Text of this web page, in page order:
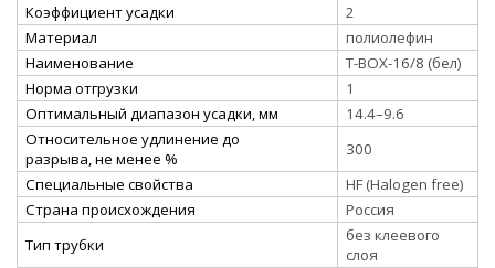
Коэффициент усадки
2
Материал
полиолефин
Наименование
Т-BOX-16/8 (бел)
Норма отгрузки
1
Оптимальный диапазон усадки, мм
14.4–9.6
Относительное удлинение до
разрыва, не менее %
300
Специальные свойства
HF (Halogen free)
Страна происхождения
Россия
Тип трубки
без клеевого
слоя